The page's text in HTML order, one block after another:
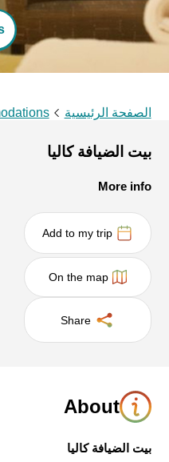
الصفحة الرئيسية
بيت الضيافة كاليا
More info
Add to my trip
On the map
Share
About
بيت الضيافة كاليا